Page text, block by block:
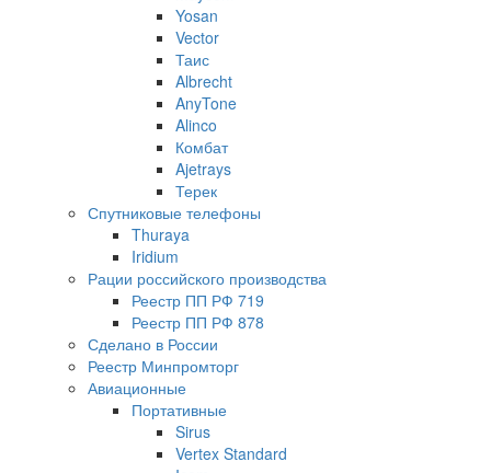
Yosan
Vector
Таис
Albrecht
AnyTone
Alinco
Комбат
Ajetrays
Терек
Спутниковые телефоны
Thuraya
Iridium
Рации российского производства
Реестр ПП РФ 719
Реестр ПП РФ 878
Сделано в России
Реестр Минпромторг
Авиационные
Портативные
Sirus
Vertex Standard